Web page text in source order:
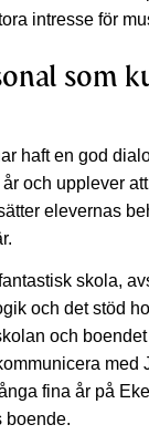
intresse för
som
haft en god
och upplever
elevernas
skola,
och det stöd
och
med
fina år på
boende.